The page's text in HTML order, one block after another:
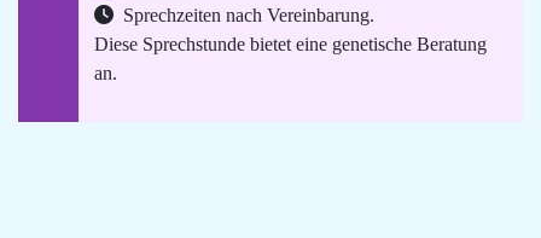
Sprechzeiten nach Vereinbarung.
Diese Sprechstunde bietet eine genetische Beratung
an.